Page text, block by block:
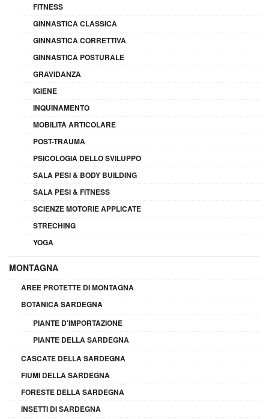
FITNESS
GINNASTICA CLASSICA
GINNASTICA CORRETTIVA
GINNASTICA POSTURALE
GRAVIDANZA
IGIENE
INQUINAMENTO
MOBILITÀ ARTICOLARE
POST-TRAUMA
PSICOLOGIA DELLO SVILUPPO
SALA PESI & BODY BUILDING
SALA PESI & FITNESS
SCIENZE MOTORIE APPLICATE
STRECHING
YOGA
MONTAGNA
AREE PROTETTE DI MONTAGNA
BOTANICA SARDEGNA
PIANTE D'IMPORTAZIONE
PIANTE DELLA SARDEGNA
CASCATE DELLA SARDEGNA
FIUMI DELLA SARDEGNA
FORESTE DELLA SARDEGNA
INSETTI DI SARDEGNA